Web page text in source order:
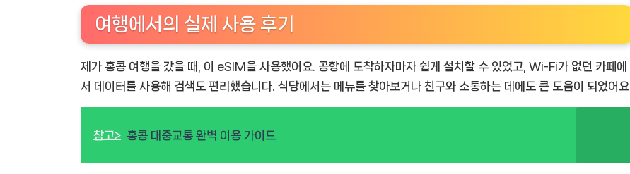
여행에서의 실제 사용 후기
제가 홍콩 여행을 갔을 때, 이 eSIM을 사용했어요. 공항에 도착하자마자 쉽게 설치할 수 있었고, Wi-Fi가 없던 카페에
서 데이터를 사용해 검색도 편리했습니다. 식당에서는 메뉴를 찾아보거나 친구와 소통하는 데에도 큰 도움이 되었어요.
참고> 홍콩 대중교통 완벽 이용 가이드